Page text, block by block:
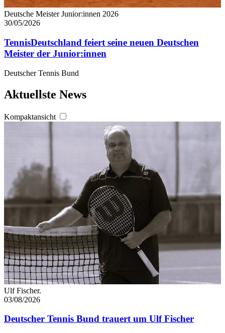
Deutsche Meister Junior:innen 2026
30/05/2026
TennisDeutschland feiert seine neuen Deutschen
Meister der Junior:innen
Deutscher Tennis Bund
Aktuellste News
Kompaktansicht
Ulf Fischer.
03/08/2026
Deutscher Tennis Bund trauert um Ulf Fischer